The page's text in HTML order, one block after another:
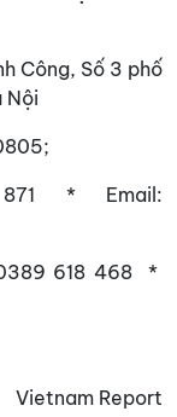
Công, Số 3 phố
Nội
871 * Email:
618 468 *
Vietnam Report